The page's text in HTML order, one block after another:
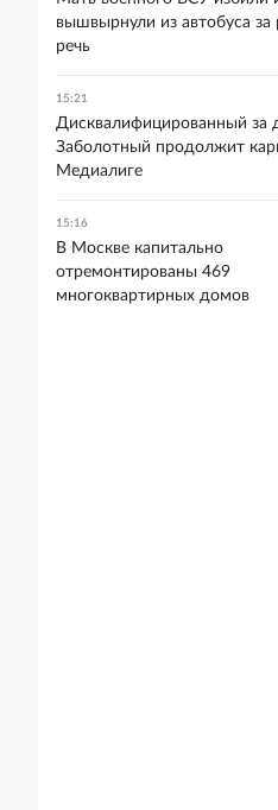
вышвырнули из автобуса за
речь
15:21
Дисквалифицированный за
Заболотный продолжит
Медиалиге
15:16
В Москве капитально
отремонтированы 469
многоквартирных домов